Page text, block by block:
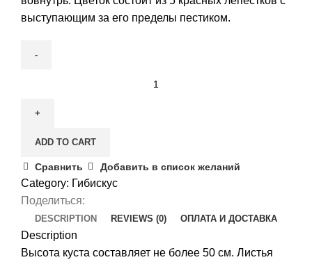
выступающим за его пределы пестиком.
quantity
ADD TO CART
Сравнить Добавить в список желаний
Category: Гибискус
Поделиться:
DESCRIPTION REVIEWS (0) ОПЛАТА И ДОСТАВКА
Description
Высота куста составляет не более 50 см. Листья